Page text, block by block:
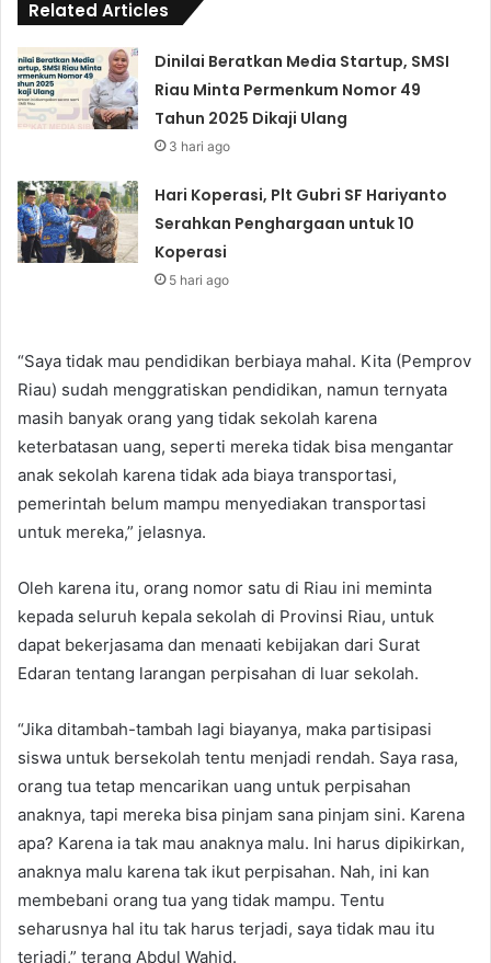
Related Articles
Dinilai Beratkan Media Startup, SMSI
Riau Minta Permenkum Nomor 49
Tahun 2025 Dikaji Ulang
3 hari ago
Hari Koperasi, Plt Gubri SF Hariyanto
Serahkan Penghargaan untuk 10
Koperasi
5 hari ago
“Saya tidak mau pendidikan berbiaya mahal. Kita (Pemprov
Riau) sudah menggratiskan pendidikan, namun ternyata
masih banyak orang yang tidak sekolah karena
keterbatasan uang, seperti mereka tidak bisa mengantar
anak sekolah karena tidak ada biaya transportasi,
pemerintah belum mampu menyediakan transportasi
untuk mereka,” jelasnya.
Oleh karena itu, orang nomor satu di Riau ini meminta
kepada seluruh kepala sekolah di Provinsi Riau, untuk
dapat bekerjasama dan menaati kebijakan dari Surat
Edaran tentang larangan perpisahan di luar sekolah.
“Jika ditambah-tambah lagi biayanya, maka partisipasi
siswa untuk bersekolah tentu menjadi rendah. Saya rasa,
orang tua tetap mencarikan uang untuk perpisahan
anaknya, tapi mereka bisa pinjam sana pinjam sini. Karena
apa? Karena ia tak mau anaknya malu. Ini harus dipikirkan,
anaknya malu karena tak ikut perpisahan. Nah, ini kan
membebani orang tua yang tidak mampu. Tentu
seharusnya hal itu tak harus terjadi, saya tidak mau itu
terjadi,” terang Abdul Wahid.